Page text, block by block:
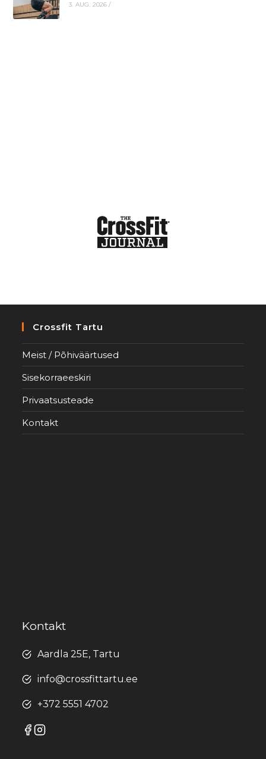
3. AUG. 2026 /
Crossfit Tartu
Meist / Põhiväärtused
Sisekorraeeskiri
Privaatsusteade
Kontakt
Kontakt
Aardla 25E, Tartu
info@crossfittartu.ee
+372 5551 4702